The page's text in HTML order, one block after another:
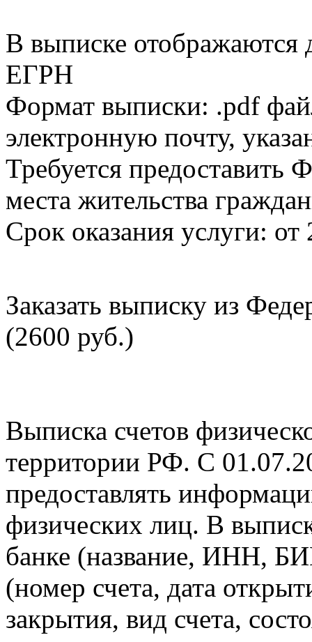
В выписке
ЕГРН
Формат выписки: .pdf
электронную почту,
Требуется
места жительства
Срок оказания услуги: от
Заказать выписку из
(2600 руб.)
Выписка счетов
территории РФ. С
предоставлять
физических лиц. В
банке (название, ИНН,
(номер счета, дата
закрытия, вид счета,